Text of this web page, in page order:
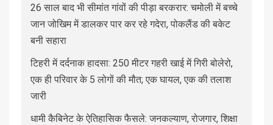
26 साल बाद भी सीमांत गांवों की पीड़ा बरकरार: चमोली में बच्चे
जान जोखिम में डालकर पार कर रहे गदेरा, पोकलैंड की बकेट
बनी सहारा
टिहरी में दर्दनाक हादसा: 250 मीटर गहरी खाई में गिरी बोलेरो,
एक ही परिवार के 5 लोगों की मौत; एक घायल, एक की तलाश
जारी
धामी कैबिनेट के ऐतिहासिक फैसले: जनकल्याण, रोजगार, शिक्षा